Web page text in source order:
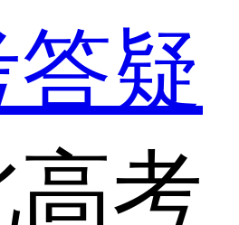
疑
考